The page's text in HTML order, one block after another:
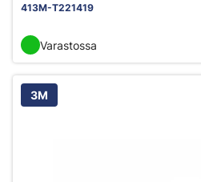
413M-T221419
Varastossa
3M